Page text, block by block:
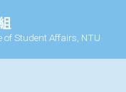
Student Affairs, NTU